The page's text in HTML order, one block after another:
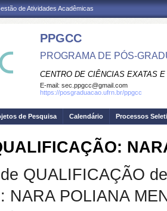
de Atividades Acadêmicas
PPGCC
PROGRAMA DE PÓS-
CENTRO DE CIÊNCIAS EXATAS
E-mail: sec.ppgcc@gmail.com
https://posgraduacao.ufrn.br/ppgcc
de Pesquisa Calendário Processos
QUALIFICAÇÃO
NARA POLIANA